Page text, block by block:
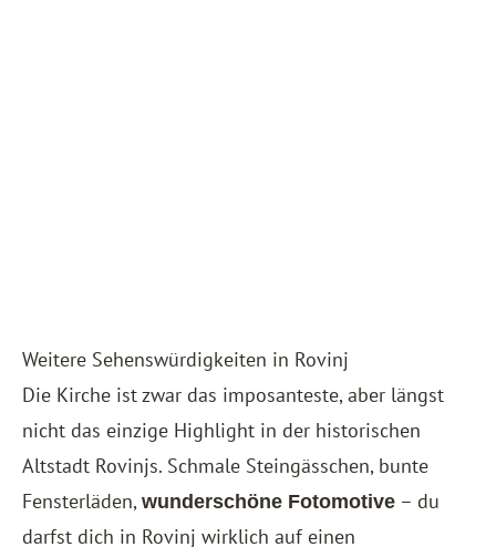
Weitere Sehenswürdigkeiten in Rovinj
Die Kirche ist zwar das imposanteste, aber längst
nicht das einzige Highlight in der historischen
Altstadt Rovinjs. Schmale Steingässchen, bunte
Fensterläden, wunderschöne Fotomotive – du
darfst dich in Rovinj wirklich auf einen